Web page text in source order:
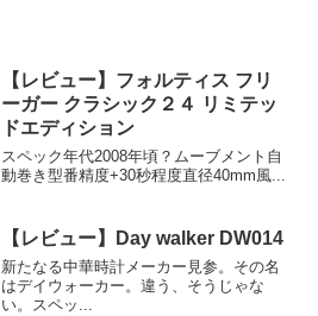
【レビュー】フォルティス フリ
ーガー クラシック２４ リミテッ
ドエディション
スペック年代2008年頃？ムーブメント自
動巻き型番精度+30秒程度直径40mm風...
【レビュー】Day walker DW014
新たなる中華時計メーカー見参。その名
はデイウォーカー。違う、そうじゃな
い。スペッ...